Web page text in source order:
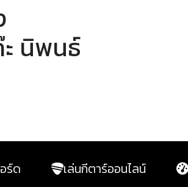
ะ นิพนธ์
ร์ด เล่นกีตาร์ออนไลน์